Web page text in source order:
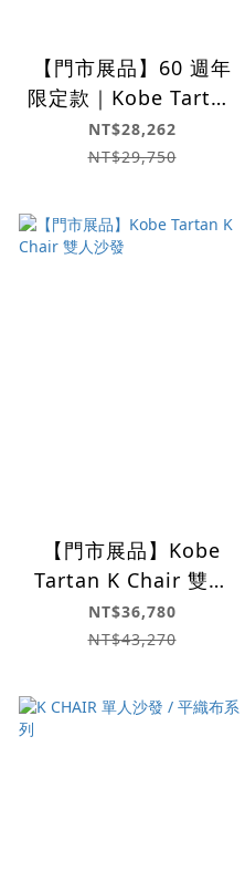
【門市展品】60 週年
限定款｜Kobe Tartan
K Chair 單人沙發
NT$28,262
NT$29,750
【門市展品】Kobe
Tartan K Chair 雙人
沙發
NT$36,780
NT$43,270